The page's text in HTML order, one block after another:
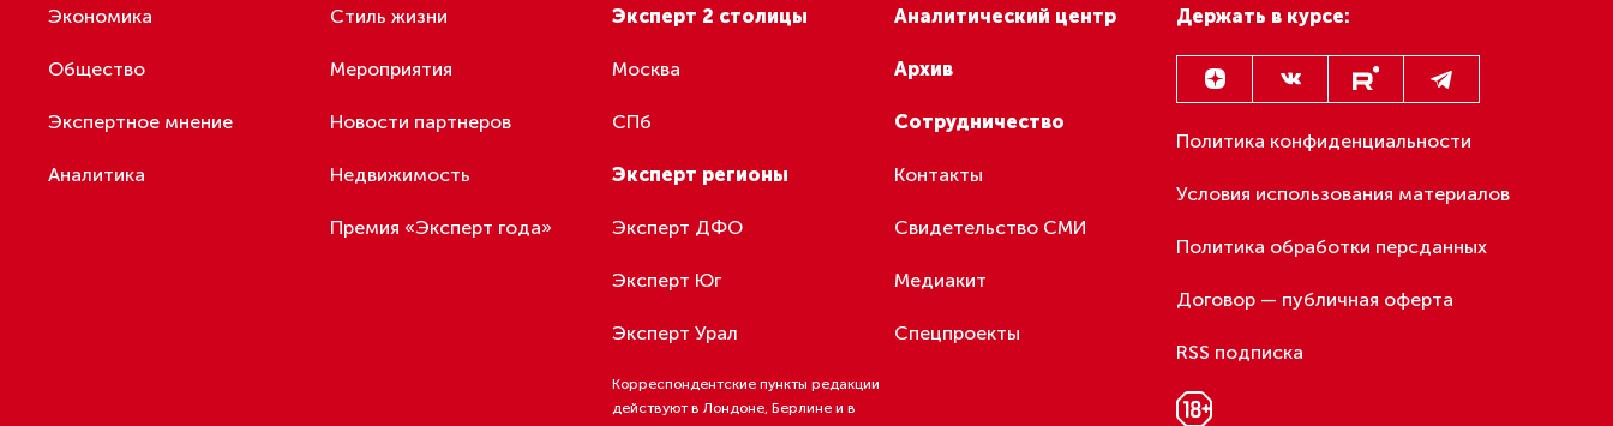
В Петербурге на торги
близ Диканьки»
с постановлением правительства города должны утвердить и соблюдать
специального QR-кода в личном кабинете предпринимателя на портале.
Кроме того, в Личном кабинете и на сайте crpp.ru предприниматели могут:
• Подать уведомление на получение QR-кода на возобновление/продолжение
• Подать уведомление на получение QR-кода Safe Travels SPb (для сферы
• Определить по ИНН, какие меры поддержки (региональные и федеральные)
распространяются на организацию;
• Подать заявку на включение в перечень системообразующих организаций;